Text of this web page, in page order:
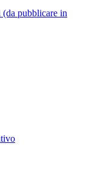
pubblicare in